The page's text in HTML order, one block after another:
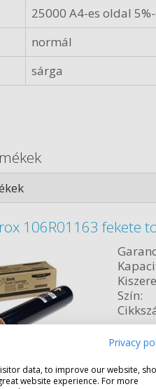
25000 A4-es oldal
normál
sárga
106R01163 fekete
Szín:
Privacy
data, to improve our website,
website experience. For more